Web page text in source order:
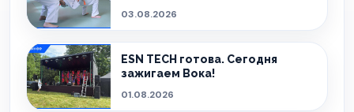
03.08.2026
ESN TECH готова. Сегодня
зажигаем Вока!
01.08.2026